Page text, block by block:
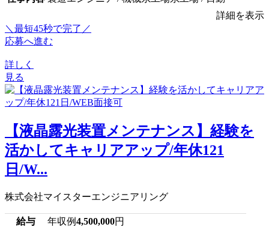
詳細を表示
＼最短45秒で完了／
応募へ進む
詳しく
見る
【液晶露光装置メンテナンス】経験を
活かしてキャリアアップ/年休121
日/W...
株式会社マイスターエンジニアリング
給与 年収例4,500,000円